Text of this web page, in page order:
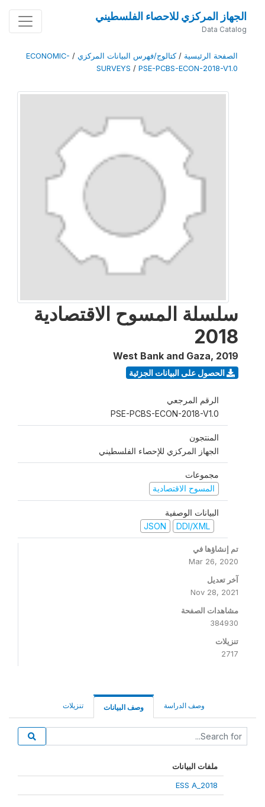
الجهاز المركزي للاحصاء الفلسطيني
Data Catalog
الصفحة الرئيسية /كتالوج/فهرس البيانات المركزي /
ECONOMIC-
SURVEYS / PSE-PCBS-ECON-2018-V1.0
سلسلة المسوح الاقتصادية
2018
West Bank and Gaza, 2019
الحصول على البيانات الجزئية
الرقم المرجعي
PSE-PCBS-ECON-2018-V1.0
المنتجون
الجهاز المركزي للإحصاء الفلسطيني
مجموعات
المسوح الاقتصادية
البيانات الوصفية
DDI/XML
JSON
تم إنشاؤها في
Mar 26, 2020
آخر تعديل
Nov 28, 2021
مشاهدات الصفحة
384930
تنزيلات
2717
وصف الدراسة وصف البيانات تنزيلات
ملفات البيانات
ESS A_2018